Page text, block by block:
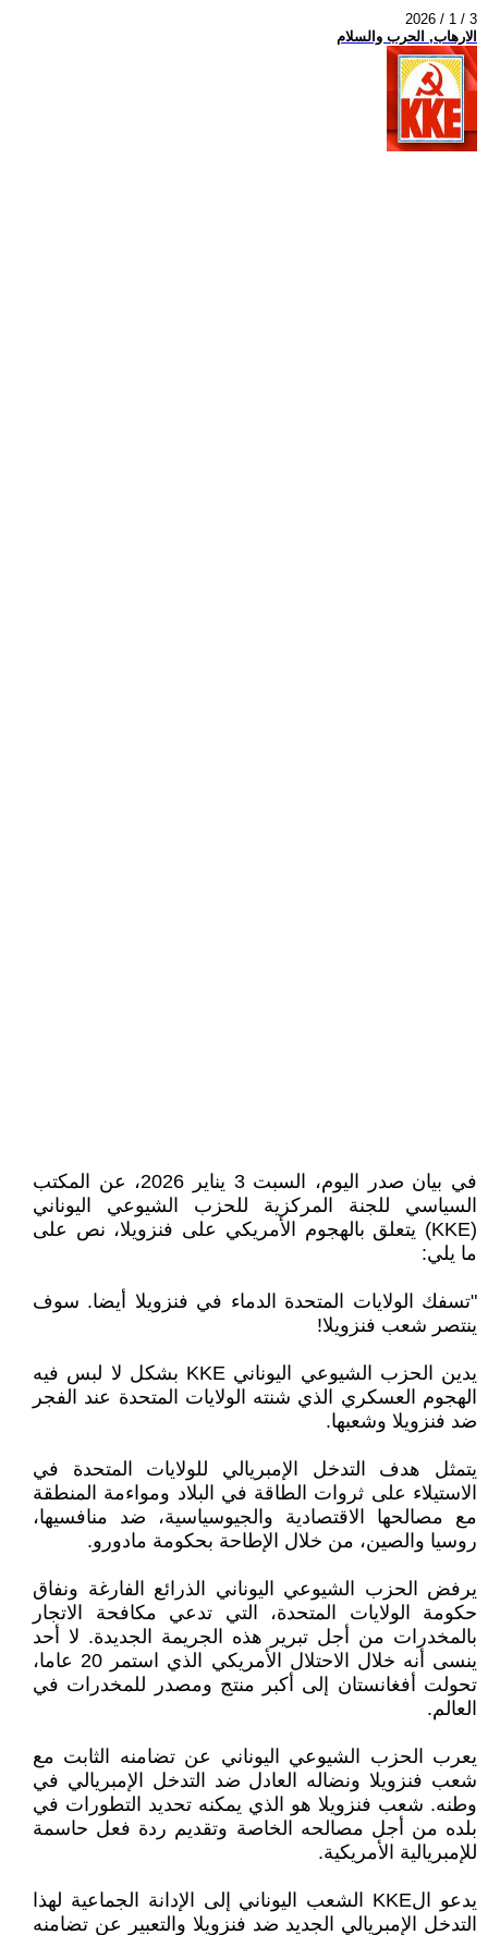
2026 / 1 / 3
الارهاب, الحرب والسلام
في بيان صدر اليوم، السبت 3 يناير 2026، عن المكتب
السياسي للجنة المركزية للحزب الشيوعي اليوناني
(KKE) يتعلق بالهجوم الأمريكي على فنزويلا، نص على
ما يلي:
"تسفك الولايات المتحدة الدماء في فنزويلا أيضا. سوف
ينتصر شعب فنزويلا!
يدين الحزب الشيوعي اليوناني KKE بشكل لا لبس فيه
الهجوم العسكري الذي شنته الولايات المتحدة عند الفجر
ضد فنزويلا وشعبها.
يتمثل هدف التدخل الإمبريالي للولايات المتحدة في
الاستيلاء على ثروات الطاقة في البلاد ومواءمة المنطقة
مع مصالحها الاقتصادية والجيوسياسية، ضد منافسيها،
روسيا والصين، من خلال الإطاحة بحكومة مادورو.
يرفض الحزب الشيوعي اليوناني الذرائع الفارغة ونفاق
حكومة الولايات المتحدة، التي تدعي مكافحة الاتجار
بالمخدرات من أجل تبرير هذه الجريمة الجديدة. لا أحد
ينسى أنه خلال الاحتلال الأمريكي الذي استمر 20 عاما،
تحولت أفغانستان إلى أكبر منتج ومصدر للمخدرات في
العالم.
يعرب الحزب الشيوعي اليوناني عن تضامنه الثابت مع
شعب فنزويلا ونضاله العادل ضد التدخل الإمبريالي في
وطنه. شعب فنزويلا هو الذي يمكنه تحديد التطورات في
بلده من أجل مصالحه الخاصة وتقديم ردة فعل حاسمة
للإمبريالية الأمريكية.
يدعو الKKE الشعب اليوناني إلى الإدانة الجماعية لهذا
التدخل الإمبريالي الجديد ضد فنزويلا والتعبير عن تضامنه